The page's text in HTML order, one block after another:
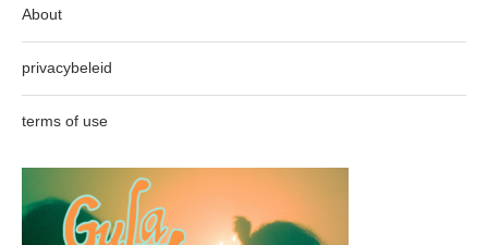
About
privacybeleid
terms of use